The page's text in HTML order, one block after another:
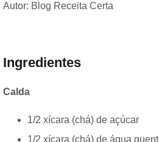
Autor: Blog Receita Certa
Ingredientes
Calda
1/2 xícara (chá) de açúcar
1/2 xícara (chá) de água